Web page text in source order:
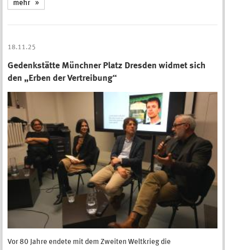
mehr
18.11.25
Gedenkstätte Münchner Platz Dresden widmet sich
den „Erben der Vertreibung“
Vor 80 Jahre endete mit dem Zweiten Weltkrieg die